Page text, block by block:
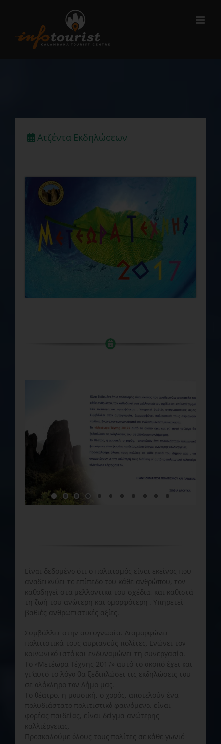
Ατζέντα Εκδηλώσεων
Είναι δεδομένο ότι ο πολιτισμός είναι εκείνος που
αναδεικνύει το επίπεδο του κάθε ανθρώπου, τον
καθοδηγεί στα μελλοντικά του σχέδια, και καθιστά
τη ζωή του ανώτερη και ομορφότερη . Υπηρετεί
βαθιές ανθρωπιστικές αξίες.
Συμβάλλει στην αυτογνωσία. Διαμορφώνει
πολιτιστικά τους αυριανούς πολίτες. Ενώνει τον
κοινωνικό ιστό και ενδυναμώνει τη συνεργασία.
Το «Μετέωρα Τέχνης 2017» αυτό το σκοπό έχει και
γι΄ αυτό το λόγο θα ξεδιπλώσει τις εκδηλώσεις του
σε ολόκληρο τον Δήμο μας.
Το θέατρο, η μουσική, ο χορός, αποτελούν ένα
πολυδιάστατο πολιτιστικό φαινόμενο, είναι
φορέας παιδείας, είναι δείγμα ανώτερης
καλλιέργειας.
Προσκαλούμε όλους τους πολίτες σε κάθε γωνιά